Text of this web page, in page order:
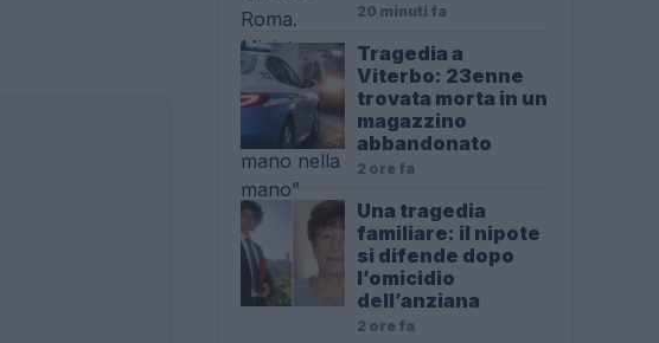
20 minuti fa
Tragedia a
Viterbo: 23enne
trovata morta in un
magazzino
abbandonato
2 ore fa
Una tragedia
familiare: il nipote
si difende dopo
l’omicidio
dell’anziana
2 ore fa